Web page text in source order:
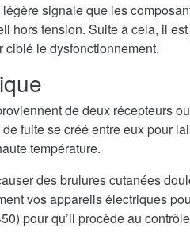
légère signale que les
hors tension. Suite à cela, il
ciblé le dysfonctionnement.
de deux récepteurs
de fuite se créé entre eux pour
température.
des brulures cutanées
vos appareils électriques
pour qu’il procède au